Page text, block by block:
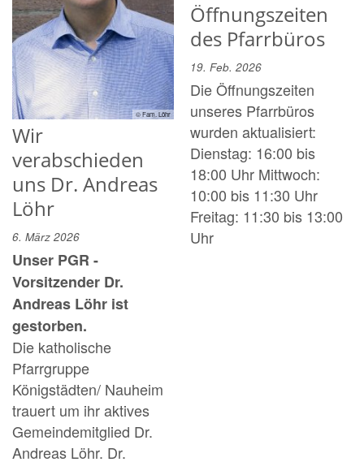
© Fam. Löhr
Wir
verabschieden
uns Dr. Andreas
Löhr
6. März 2026
Unser PGR -
Vorsitzender Dr.
Andreas Löhr ist
gestorben.
Die katholische
Pfarrgruppe
Königstädten/ Nauheim
trauert um ihr aktives
Gemeindemitglied Dr.
Andreas Löhr. Dr.
Öffnungszeiten
des Pfarrbüros
19. Feb. 2026
Die Öffnungszeiten
unseres Pfarrbüros
wurden aktualisiert:
Dienstag: 16:00 bis
18:00 Uhr Mittwoch:
10:00 bis 11:30 Uhr
Freitag: 11:30 bis 13:00
Uhr